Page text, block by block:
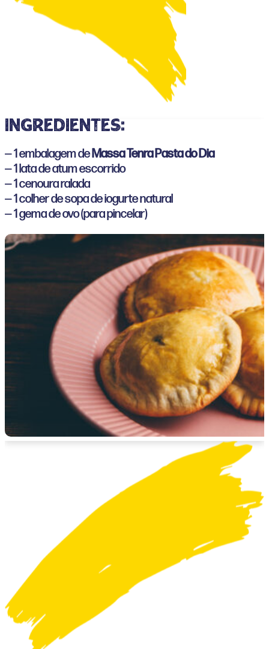
ingredientes:
— 1 embalagem deMassa Tenra Pasta do Dia
— 1 lata de atum escorrido
— 1 cenoura ralada
— 1 colher de sopa de iogurte natural
— 1 gema de ovo (para pincelar)